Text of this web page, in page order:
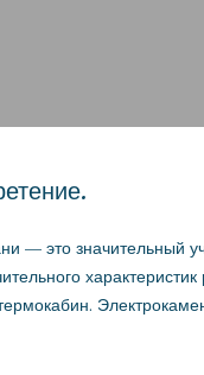
это значительный